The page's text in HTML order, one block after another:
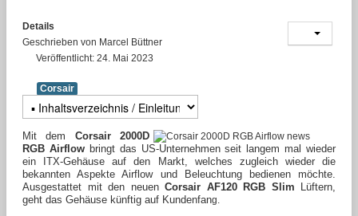
Details
Geschrieben von Marcel Büttner
Veröffentlicht: 24. Mai 2023
Corsair
Mit dem Corsair 2000D
RGB Airflowbringt das US-Unternehmen seit langem mal wieder
ein ITX-Gehäuse auf den Markt, welches zugleich wieder die
bekannten Aspekte Airflow und Beleuchtung bedienen möchte.
Ausgestattet mit den neuen Corsair AF120 RGB Slim Lüftern,
geht das Gehäuse künftig auf Kundenfang.